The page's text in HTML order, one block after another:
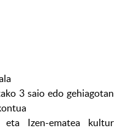
3 saio edo gehiagotan
eta Izen-ematea kultur